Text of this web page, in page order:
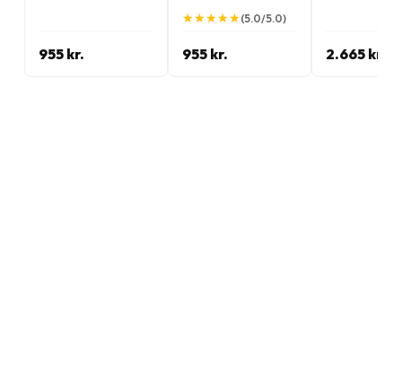
955 kr.
★
★★
★★
★★
★★
★(5.0/5.0)
955 kr. 2.665 kr.